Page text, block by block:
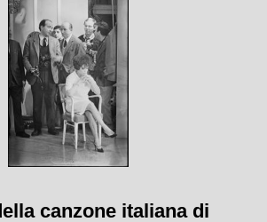
canzone italiana di